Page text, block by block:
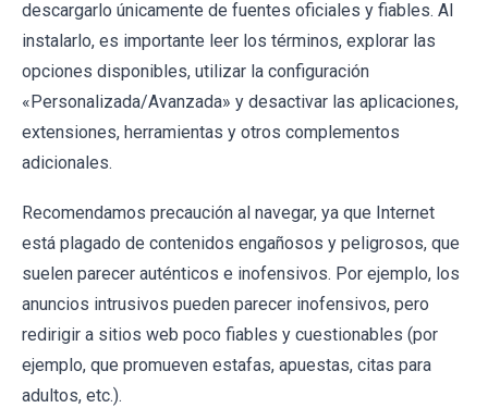
descargarlo únicamente de fuentes oficiales y fiables. Al
instalarlo, es importante leer los términos, explorar las
opciones disponibles, utilizar la configuración
«Personalizada/Avanzada» y desactivar las aplicaciones,
extensiones, herramientas y otros complementos
adicionales.
Recomendamos precaución al navegar, ya que Internet
está plagado de contenidos engañosos y peligrosos, que
suelen parecer auténticos e inofensivos. Por ejemplo, los
anuncios intrusivos pueden parecer inofensivos, pero
redirigir a sitios web poco fiables y cuestionables (por
ejemplo, que promueven estafas, apuestas, citas para
adultos, etc.).